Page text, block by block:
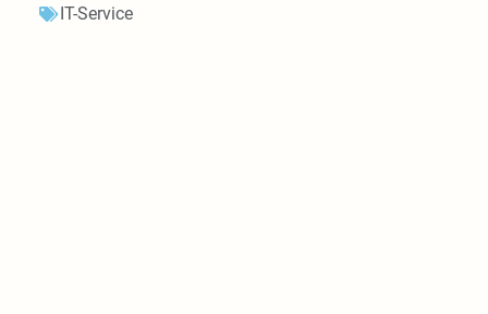
IT-Service